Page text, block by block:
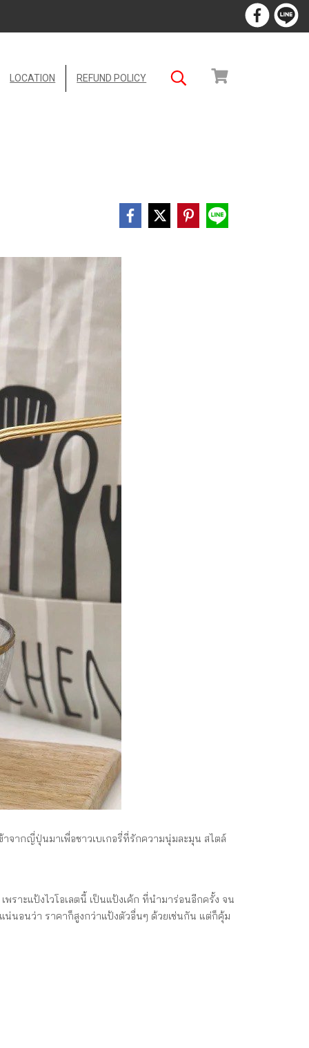
LOCATION REFUND POLICY
จากญี่ปุ่นมาเพื่อชาวเบเกอรี่ที่รักความนุ่มละมุน สไตล์
ราะแป้งไวโอเลตนี้ เป็นแป้งเค้ก ที่นำมาร่อนอีกครั้ง จน
นอนว่า ราคาก็สูงกว่าแป้งตัวอื่นๆ ด้วยเช่นกัน แต่ก็คุ้ม